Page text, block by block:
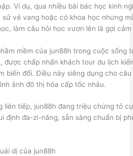
Ví dụ, qua nhiều bài bác học kinh
vẻ vang hoặc có khoa học nhưng
làm câu hỏi học vươn lên là gợi cảm
mềm của jun88h trong cuộc sống
được chấp nhấn khách tour du lịch
biến đổi. Điều này siêng dụng cho
ảnh đô thị hóa cấp tốc nhảu.
liên tiếp, jun88h đang triệu chứng tỏ
định đa-zi-năng, sẵn sàng chuẩn bị
dị của jun88h